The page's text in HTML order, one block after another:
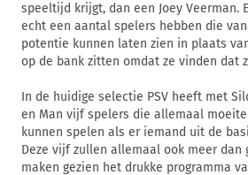
speeltijd krijgt, dan een Joey Veerman.
echt een aantal spelers hebben die
potentie kunnen laten zien in plaats
op de bank zitten omdat ze vinden dat
In de huidige selectie PSV heeft met
en Man vijf spelers die allemaal
kunnen spelen als er iemand uit de
Deze vijf zullen allemaal ook meer dan
maken gezien het drukke programma